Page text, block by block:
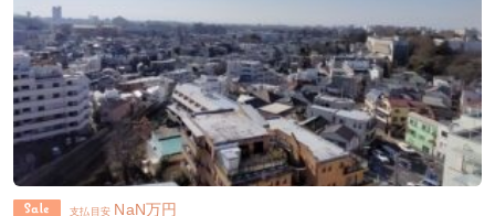
支払目安 NaN万円